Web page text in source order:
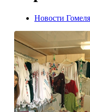
Новости Гомеля